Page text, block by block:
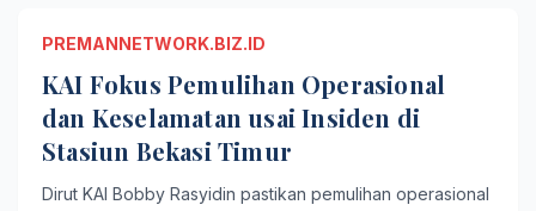
PREMANNETWORK.BIZ.ID
KAI Fokus Pemulihan Operasional
dan Keselamatan usai Insiden di
Stasiun Bekasi Timur
Dirut KAI Bobby Rasyidin pastikan pemulihan operasional